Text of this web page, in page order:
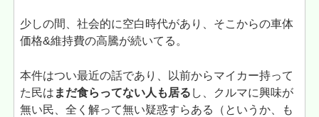
少しの間、社会的に空白時代があり、そこからの車体
価格&維持費の高騰が続いてる。
本件はつい最近の話であり、以前からマイカー持って
た民は まだ食らってない人も居る し、クルマに興味が
無い民、全く解って無い疑惑すらある（というか、も